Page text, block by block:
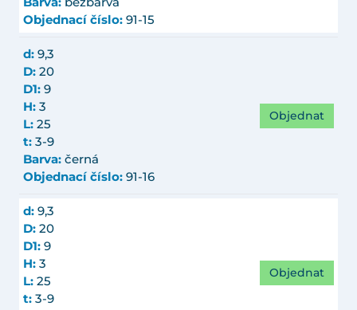
Objednací číslo: 91-15
d: 9,3
D: 20
D1: 9
H: 3
L: 25
t: 3-9
Barva: černá
Objednací číslo: 91-16
Objednat
d: 9,3
D: 20
D1: 9
H: 3
L: 25
t: 3-9
Objednat